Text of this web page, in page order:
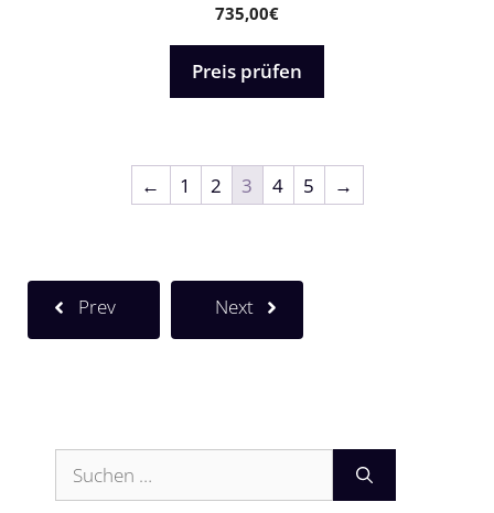
n
5
735,00€
Preis prüfen
← 1 2 3 4 5 →
Prev Next
Suchen
nach: